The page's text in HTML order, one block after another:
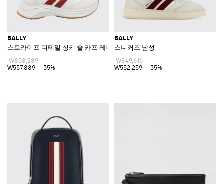
BALLY
스트라이프 디테일 청키 솔 카프 레더 로우탑 스니커즈
₩858,289
₩557,889
-35%
BALLY
스니커즈 남성
₩849,616
₩552,259
-35%